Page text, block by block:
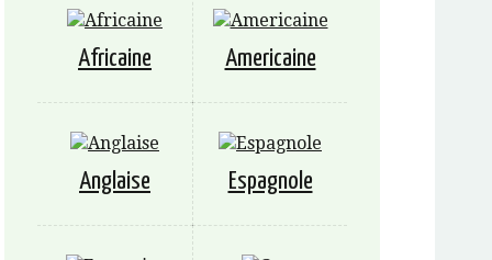
Africaine Americaine
Anglaise Espagnole